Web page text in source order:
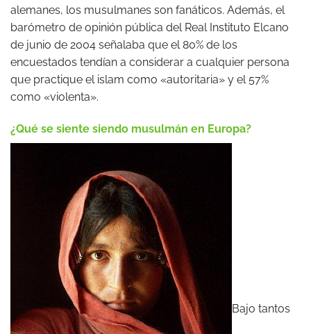
alemanes, los musulmanes son fanáticos. Además, el
barómetro de opinión pública del Real Instituto Elcano
de junio de 2004 señalaba que el 80% de los
encuestados tendían a considerar a cualquier persona
que practique el islam como «autoritaria» y el 57%
como «violenta».
¿Qué se siente siendo musulmán en Europa?
Bajo tantos